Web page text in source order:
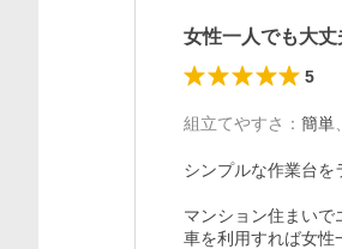
女性一人でも大丈
5
組立てやすさ ： 簡単
シンプルな作業台を
マンション住まいで
車を利用すれば女性